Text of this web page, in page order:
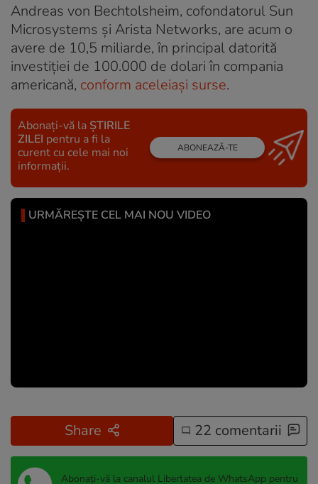
Andreas von Bechtolsheim, cofondatorul Sun
Microsystems și Arista Networks, are acum o
avere de 10,5 miliarde, în principal datorită
investiției de 100.000 de dolari în compania
americană, conform aceleiași surse.
Abonați-vă la ȘTIRILE
ZILEI pentru a fi la
curent cu cele mai noi
informații.
ABONEAZĂ-TE
URMĂREȘTE CEL MAI NOU VIDEO
Share 22 comentarii
Abonați-vă la canalul Libertatea de WhatsApp pentru